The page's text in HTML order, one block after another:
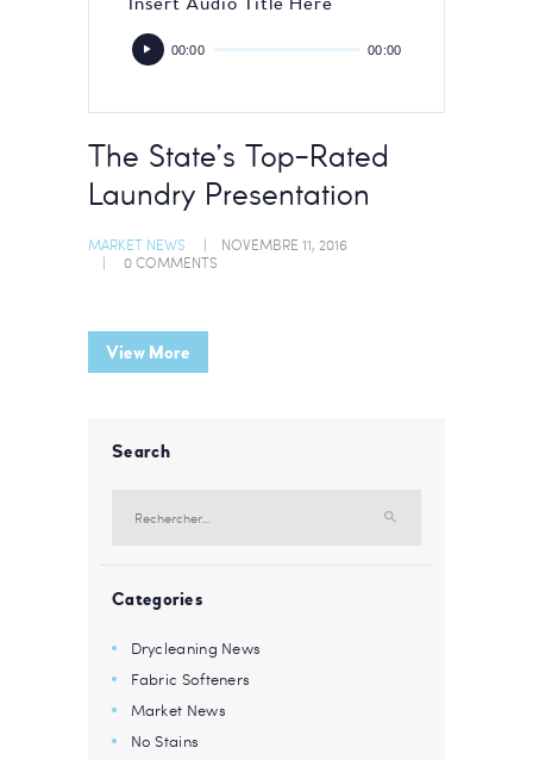
Lecteur
audio 00:00 00:00
The State’s Top-Rated
Laundry Presentation
MARKET NEWS
NOVEMBRE 11, 2016
0COMMENTS
View More
Search
Categories
Drycleaning News
Fabric Softeners
Market News
No Stains